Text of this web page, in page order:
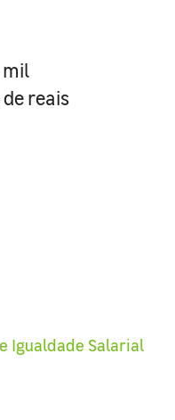
mil
reais
Igualdade Salarial